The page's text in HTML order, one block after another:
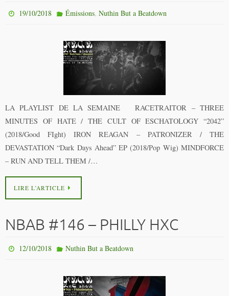
19/10/2018 Émissions, Nuthin But a Beatdown
LA PLAYLIST DE LA SEMAINE RACETRAITOR – THREE
MINUTES OF HATE / THE CULT OF ESCHATOLOGY “2042”
(2018/Good FIght) IRON REAGAN – PATRONIZER / THE
DEVASTATION “Dark Days Ahead” EP (2018/Pop Wig) MINDFORCE
– RUN AND TELL THEM /…
LIRE L’ARTICLE
NBAB #146 – PHILLY HXC
12/10/2018 Nuthin But a Beatdown